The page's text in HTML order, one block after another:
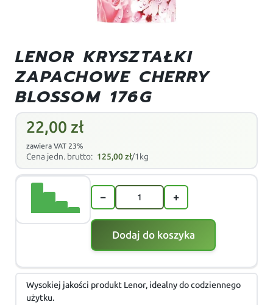
LENOR KRYSZTAŁKI
ZAPACHOWE CHERRY
BLOSSOM 176G
22,00 zł
zawiera VAT 23%
Cena jedn. brutto: 125,00zł/1kg
− +
Dodaj do koszyka
Wysokiej jakości produkt Lenor, idealny do codziennego
użytku.